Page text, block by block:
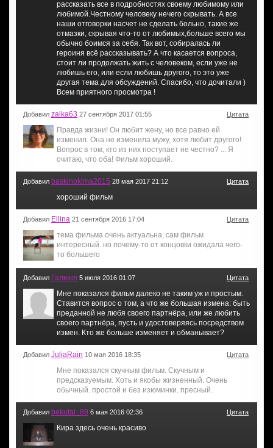
рассказать все в подробностях своему любимому или
любимой.Честному человеку нечего скрывать. А все
наши отговорки насчет не сделать больно, такие же
отмазки, скрывая что-то от любимых,больше всего мы
обычно боимся за себя. Так вот, собиралась ли
героиня всё рассказывать? А что касается вопроса,
стоит ли продолжать жить с человеком, если уже не
любишь его, или если любишь другого, то это уже
другая тема для обсуждений. Спасибо, что дочитали )
Всем приятного просмотра !
Добавил zaika63 27 сентября 2017 01:55 Цитата
Правда жизни! Он любит жену, но все равно ей
изменил. Она не изменила мужу, хотя любит другого!
Вопрос в том, кто из них поступает не честно? ... Я
считаю, что оба! Фильм хороший.
Добавил baskinokima2015 28 мая 2017 21:12 Цитата
хороший фильм
Добавил Ellina 21 сентября 2016 17:04 Цитата
тема фильма очень актуальна, сам фильм
интересный..но почему-то от концовки ожидала чего-
то большего
Добавил Галюня 5 июля 2016 01:07 Цитата
Мне показался фильм далеко не таким уж и простым.
Ставится вопрос о том, а что же большая измена: быть
преданной не любя своего партнёра, или же любить
своего партнёра, пусть и удостоверяясь посредством
измен. Кто же больше изменяет и обманывает?
Добавил JuliaRain 10 мая 2016 18:35 Цитата
Мне показался скучным фильм. Скучным и
предсказуемым. Хоть и якобы жизненный. Очень
обычный. простой и без изюминки. пресный.
Добавил bekutai_89 6 мая 2016 02:36 Цитата
Кира здесь очень красиво